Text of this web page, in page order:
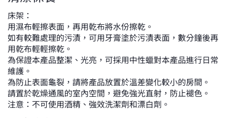
床架：
用濕布輕擦表面，再用乾布將水份擦乾。
如有較難處理的污漬，可用牙膏塗於污漬表面，數分鐘後再
用乾布輕輕擦乾。
為保證本產品整潔、光亮，可採用中性蠟對本產品進行日常
維護。
為防止表面龜裂，請將產品放置於溫差變化較小的房間。
請置於乾燥通風的室內空間，避免強光直射，防止褪色。
注意：不可使用酒精、強效洗潔劑和漂白劑。